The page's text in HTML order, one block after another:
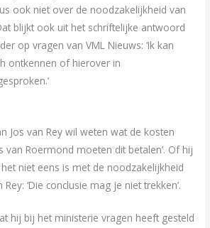
ook niet over de noodzakelijkheid van
blijkt ook uit het schriftelijke antwoord
op vragen van VML Nieuws: ‘Ik kan
ontkennen of hierover in
Jos van Rey wil weten wat de kosten
van Roermond moeten dit betalen’. Of hij
niet eens is met de noodzakelijkheid
‘Die conclusie mag je niet trekken’.
hij bij het ministerie vragen heeft gesteld